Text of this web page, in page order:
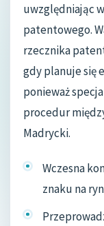
uwzględniając
patentowego.
rzecznika
gdy planuje się
ponieważ
procedur
Madrycki.
Wczesna
znaku na